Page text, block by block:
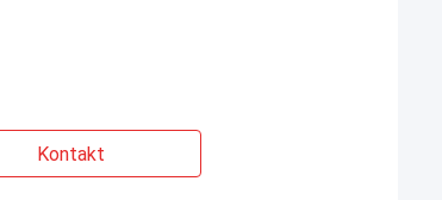
Kontakt